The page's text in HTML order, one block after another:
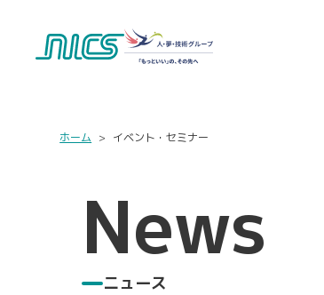
ホーム イベント・セミナー
News
ニュース